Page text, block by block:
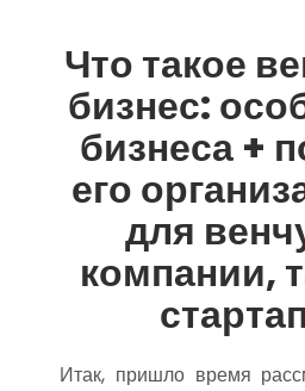
Что такое
бизнес:
бизнеса +
его
для
компании,
Итак, пришло время